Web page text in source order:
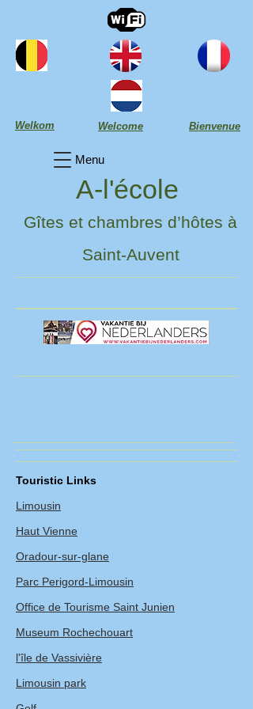
A-l'école
Gîtes et chambres d’hôtes à
Saint-Auvent
Welkom Bienvenue
Welcome
Menu
Touristic Links
Limousin
Haut Vienne
Oradour-sur-glane
Parc Perigord-Limousin
Office de Tourisme Saint Junien
Museum Rochechouart
l'île de Vassivière
Limousin park